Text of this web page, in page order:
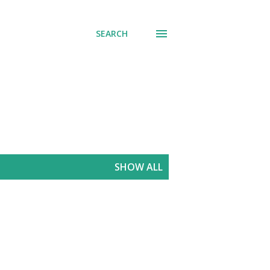
SEARCH
SHOW ALL